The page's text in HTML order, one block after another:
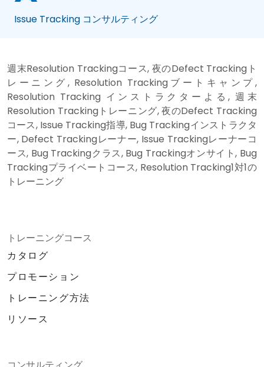
Issue Tracking コンサルティング
週末Resolution Trackingコース, 夜のDefect Trackingト
レーニング, Resolution Trackingブートキャンプ,
Resolution Tracking インストラクターよる, 週末
Resolution Trackingトレーニング, 夜のDefect Tracking
コース, Issue Tracking指導, Bug Trackingインストラクタ
ー, Defect Trackingレーナー, Issue Trackingレーナーコ
ース, Bug Trackingクラス, Bug Trackingオンサイト, Bug
Trackingプライベートコース, Resolution Tracking1対1の
トレーニング
トレーニングコース
カタログ
プロモーション
トレーニング方法
リソース